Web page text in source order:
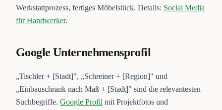
Werkstattprozess, fertiges Möbelstück. Details: Social Media
für Handwerker.
Google Unternehmensprofil
„Tischler + [Stadt]", „Schreiner + [Region]" und
„Einbauschrank nach Maß + [Stadt]" sind die relevantesten
Suchbegriffe. Google Profil mit Projektfotos und